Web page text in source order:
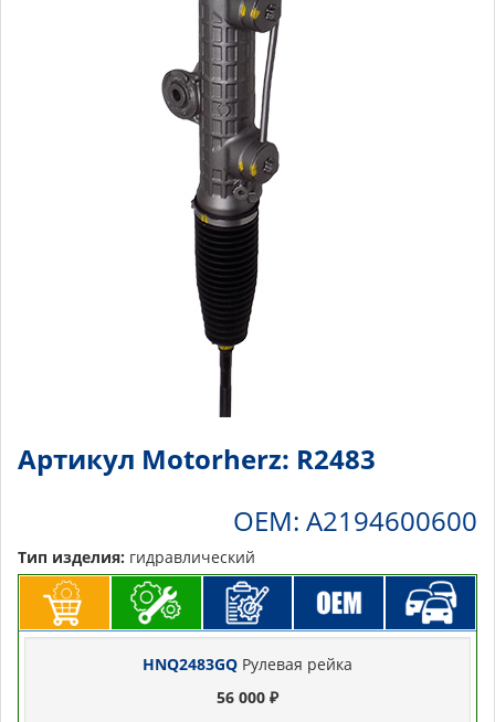
Артикул Motorherz: R2483
OEM: A2194600600
Тип изделия: гидравлический
HNQ2483GQ Рулевая рейка
56 000 ₽